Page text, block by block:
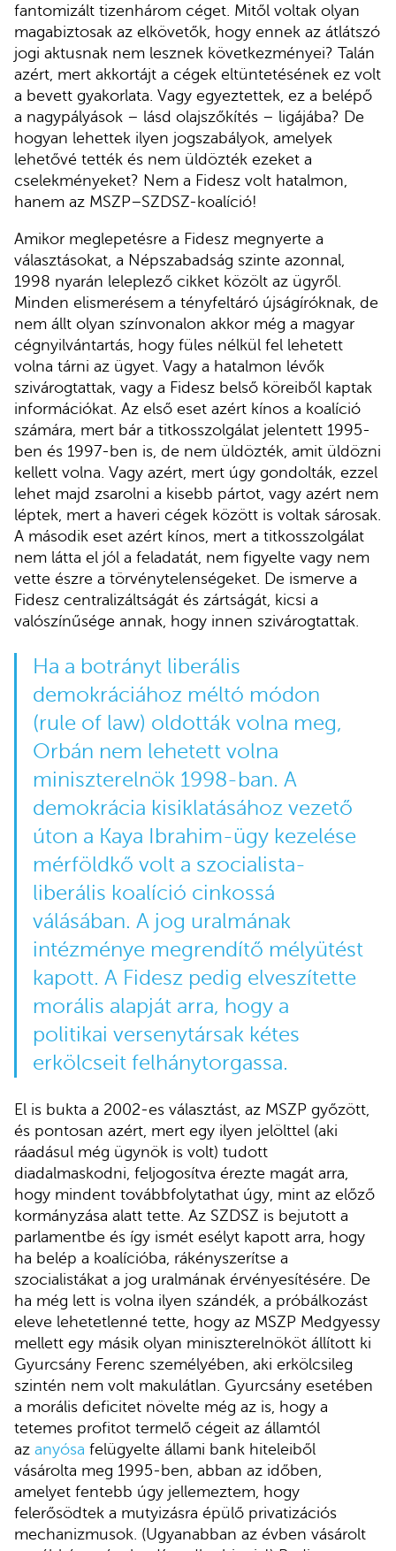
fantomizált tizenhárom céget. Mitől voltak olyan
magabiztosak az elkövetők, hogy ennek az átlátszó
jogi aktusnak nem lesznek következményei? Talán
azért, mert akkortájt a cégek eltüntetésének ez volt
a bevett gyakorlata. Vagy egyeztettek, ez a belépő
a nagypályások – lásd olajszőkítés – ligájába? De
hogyan lehettek ilyen jogszabályok, amelyek
lehetővé tették és nem üldözték ezeket a
cselekményeket? Nem a Fidesz volt hatalmon,
hanem az MSZP–SZDSZ-koalíció!
Amikor meglepetésre a Fidesz megnyerte a
választásokat, a Népszabadság szinte azonnal,
1998 nyarán leleplező cikket közölt az ügyről.
Minden elismerésem a tényfeltáró újságíróknak, de
nem állt olyan színvonalon akkor még a magyar
cégnyilvántartás, hogy füles nélkül fel lehetett
volna tárni az ügyet. Vagy a hatalmon lévők
szivárogtattak, vagy a Fidesz belső köreiből kaptak
információkat. Az első eset azért kínos a koalíció
számára, mert bár a titkosszolgálat jelentett 1995-
ben és 1997-ben is, de nem üldözték, amit üldözni
kellett volna. Vagy azért, mert úgy gondolták, ezzel
lehet majd zsarolni a kisebb pártot, vagy azért nem
léptek, mert a haveri cégek között is voltak sárosak.
A második eset azért kínos, mert a titkosszolgálat
nem látta el jól a feladatát, nem figyelte vagy nem
vette észre a törvénytelenségeket. De ismerve a
Fidesz centralizáltságát és zártságát, kicsi a
valószínűsége annak, hogy innen szivárogtattak.
Ha a botrányt liberális
demokráciához méltó módon
(rule of law) oldották volna meg,
Orbán nem lehetett volna
miniszterelnök 1998-ban. A
demokrácia kisiklatásához vezető
úton a Kaya Ibrahim-ügy kezelése
mérföldkő volt a szocialista-
liberális koalíció cinkossá
válásában. A jog uralmának
intézménye megrendítő mélyütést
kapott. A Fidesz pedig elveszítette
morális alapját arra, hogy a
politikai versenytársak kétes
erkölcseit felhánytorgassa.
El is bukta a 2002-es választást, az MSZP győzött,
és pontosan azért, mert egy ilyen jelölttel (aki
ráadásul még ügynök is volt) tudott
diadalmaskodni, feljogosítva érezte magát arra,
hogy mindent továbbfolytathat úgy, mint az előző
kormányzása alatt tette. Az SZDSZ is bejutott a
parlamentbe és így ismét esélyt kapott arra, hogy
ha belép a koalícióba, rákényszerítse a
szocialistákat a jog uralmának érvényesítésére. De
ha még lett is volna ilyen szándék, a próbálkozást
eleve lehetetlenné tette, hogy az MSZP Medgyessy
mellett egy másik olyan miniszterelnököt állított ki
Gyurcsány Ferenc személyében, aki erkölcsileg
szintén nem volt makulátlan. Gyurcsány esetében
a morális deficitet növelte még az is, hogy a
tetemes profitot termelő cégeit az államtól
az anyósa felügyelte állami bank hiteleiből
vásárolta meg 1995-ben, abban az időben,
amelyet fentebb úgy jellemeztem, hogy
felerősödtek a mutyizásra épülő privatizációs
mechanizmusok. (Ugyanabban az évben vásárolt